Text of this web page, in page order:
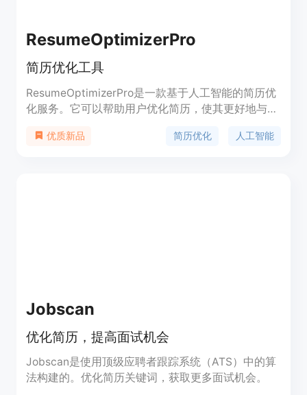
ResumeOptimizerPro
简历优化工具
ResumeOptimizerPro是一款基于人工智能的简历优
化服务。它可以帮助用户优化简历，使其更好地与任
技能优化、适应ATS的模板等。通过使用
优质新品 简历优化 人工智能
Jobscan
优化简历，提高面试机会
Jobscan是使用顶级应聘者跟踪系统（ATS）中的算
法构建的。优化简历关键词，获取更多面试机会。